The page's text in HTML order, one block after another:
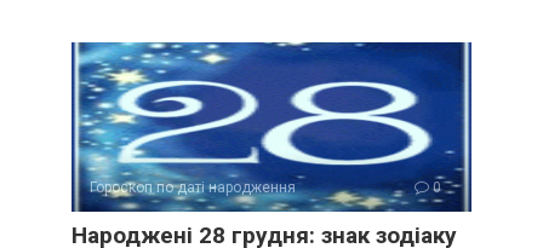
Гороскоп по даті народження 0
Народжені 28 грудня: знак зодіаку